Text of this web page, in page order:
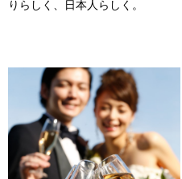
りらしく、日本人らしく。